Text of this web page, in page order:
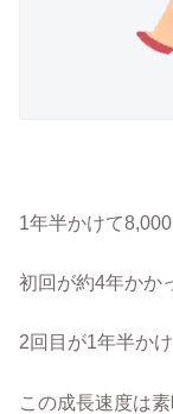
1年半かけて
初回が約4年かか
2回目が1年半か
この成長速度は